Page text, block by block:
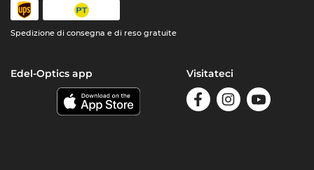
Spedizione di consegna e di reso gratuite
Edel-Optics app Visitateci